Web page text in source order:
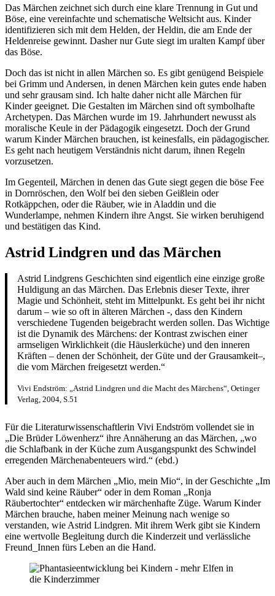
Das Märchen zeichnet sich durch eine klare Trennung in Gut und
Böse, eine vereinfachte und schematische Weltsicht aus. Kinder
identifizieren sich mit dem Helden, der Heldin, die am Ende der
Heldenreise gewinnt. Dasher nur Gute siegt im uralten Kampf über
das Böse.
Doch das ist nicht in allen Märchen so. Es gibt genügend Beispiele
bei Grimm und Andersen, in denen Märchen kein gutes ende haben
und sehr grausam sind. Ich halte daher nicht alle Märchen für
Kinder geeignet. Die Gestalten im Märchen sind oft symbolhafte
Archetypen. Das Märchen wurde im 19. Jahrhundert newusst als
moralische Keule in der Pädagogik eingesetzt. Doch der Grund
warum Kinder Märchen brauchen, ist keinesfalls, ein pädagogischer.
Es geht nach heutigem Verständnis nicht darum, ihnen Regeln
vorzusetzen.
Im Gegenteil, Märchen in denen das Gute siegt gegen die böse Fee
in Dornröschen, den Wolf bei den sieben Geißlein oder
Rotkäppchen, oder die Räuber, wie in Aladdin und die
Wunderlampe, nehmen Kindern ihre Angst. Sie wirken beruhigend
und bestätigen das Kind.
Astrid Lindgren und das Märchen
Astrid Lindgrens Geschichten sind eigentlich eine einzige große
Huldigung an das Märchen. Das Erlebnis dieser Texte, ihrer
Magie und Schönheit, steht im Mittelpunkt. Es geht bei ihr nicht
darum – wie so oft in älteren Märchen -, dass den Kindern
verschiedene Tugenden beigebracht werden sollen. Das Wichtige
ist die Dynamik des Märchens: der Kontrast zwischen einer
armseligen Wirklichkeit (die Häuslerküche) und den inneren
Kräften – denen der Schönheit, der Güte und der Grausamkeit–,
die vom Märchen freigesetzt werden.“
Vivi Endström: „Astrid Lindgren und die Macht des Märchens“, Oetinger
Verlag, 2004, S.51
Für die Literaturwissenschaftlerin Vivi Endström vollendet sie in
„Die Brüder Löwenherz“ ihre Annäherung an das Märchen, „wo
die Schlafbank in der Küche zum Ausgangspunkt des Schwindel
erregenden Märchenabenteuers wird.“ (ebd.)
Aber auch in dem Märchen „Mio, mein Mio“, in der Geschichte „Im
Wald sind keine Räuber“ oder in dem Roman „Ronja
Räubertochter“ entdecken wir märchenhafte Züge. Warum Kinder
Märchen brauche, haben meiner Meinung nach wenige so
verstanden, wie Astrid Lindgren. Mit ihrem Werk gibt sie Kindern
eine wertvolle Begleitung durch die Kinderzeit und verlässliche
Freund_Innen fürs Leben an die Hand.